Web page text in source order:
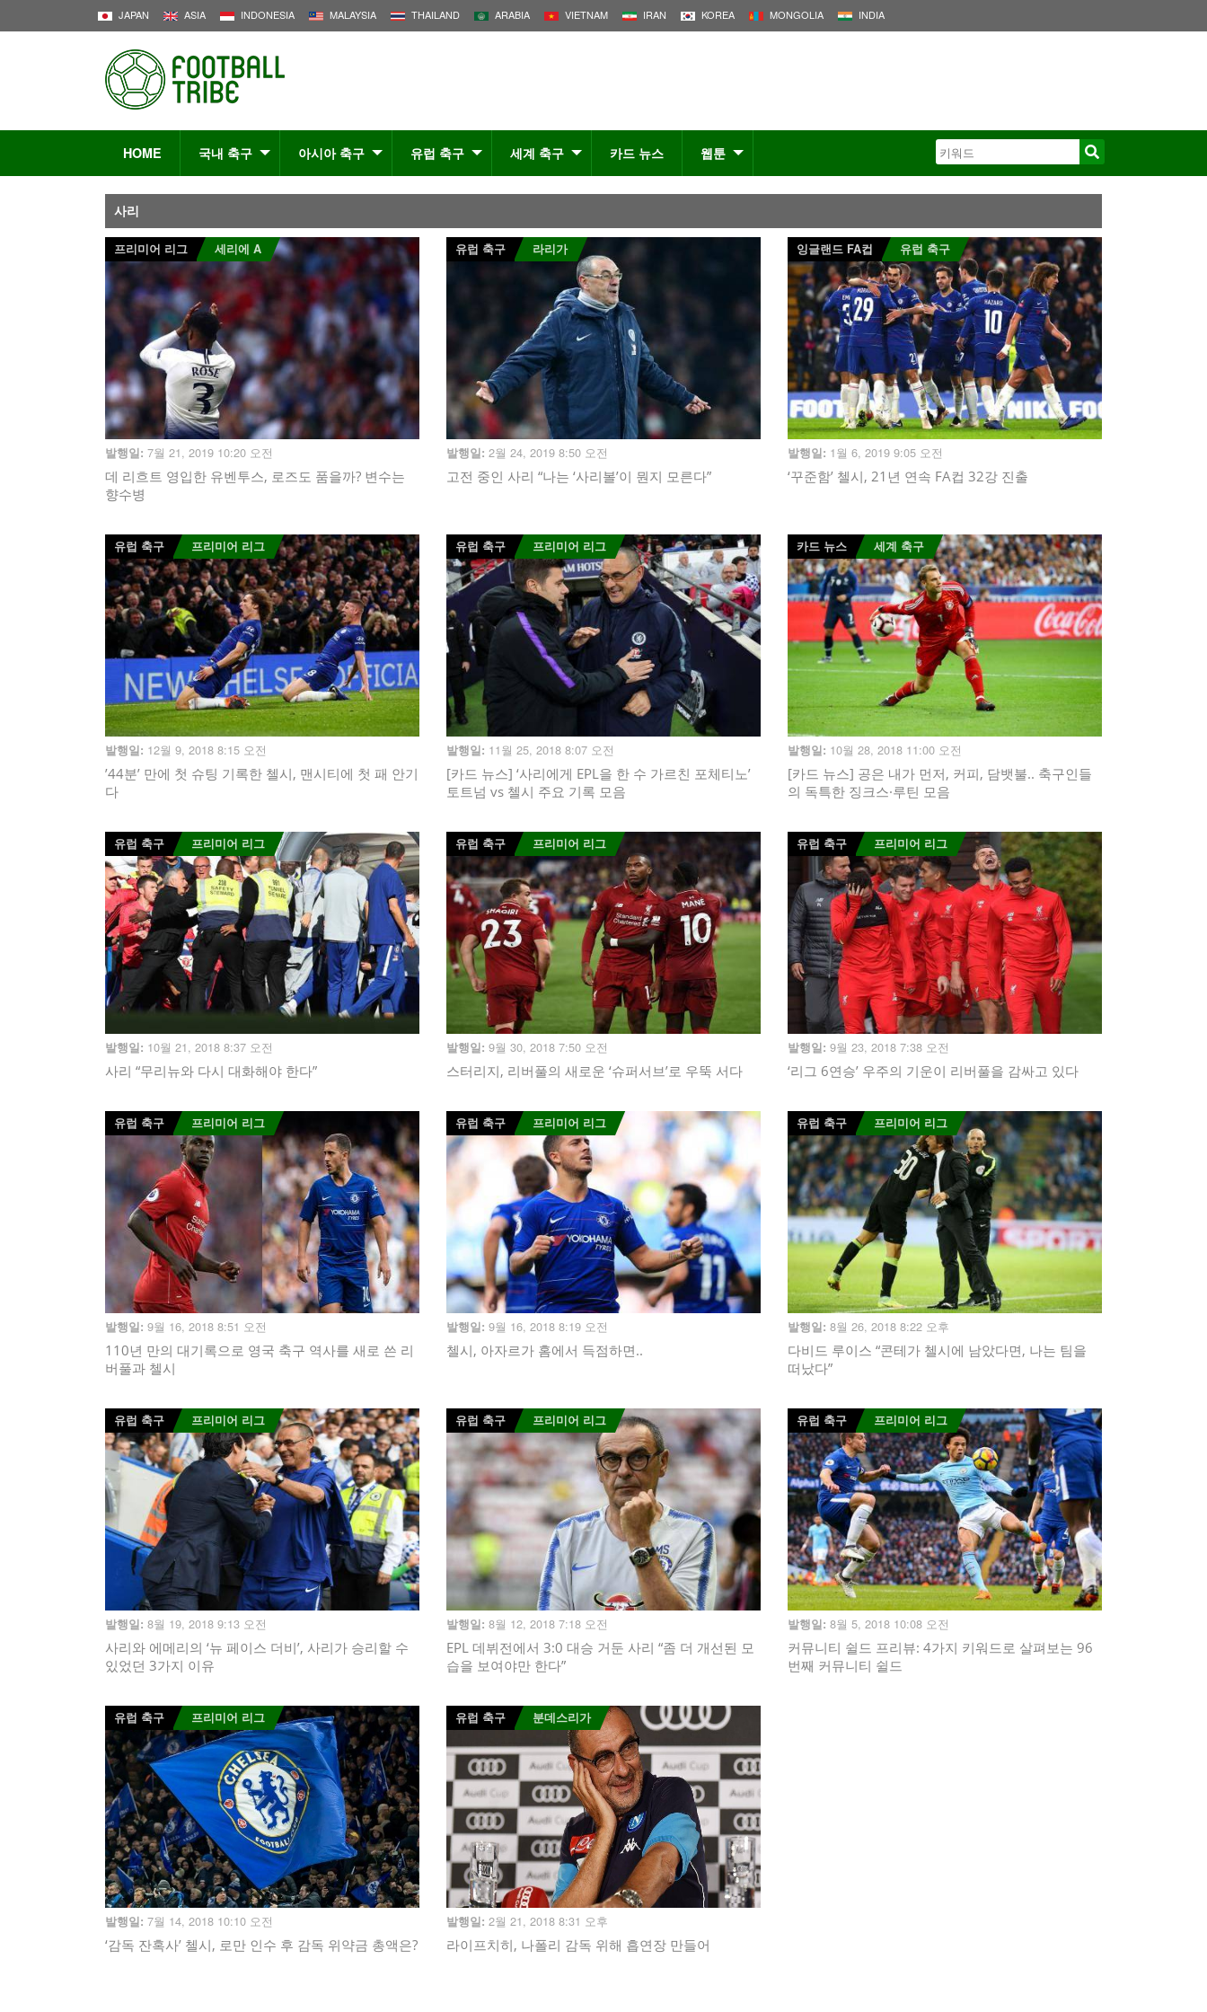
JAPAN ASIA INDONESIA MALAYSIA THAILAND ARABIA VIETNAM IRAN KOREA MONGOLIA INDIA
HOME 국내 축구 아시아 축구 유럽 축구 세계 축구 카드 뉴스 웹툰
사리
프리미어 리그 세리에 A
발행일: 7월 21, 2019 10:20 오전
데 리흐트 영입한 유벤투스, 로즈도 품을까? 변수는
향수병
유럽 축구 라리가
발행일: 2월 24, 2019 8:50 오전
고전 중인 사리 “나는 ‘사리볼’이 뭔지 모른다”
잉글랜드 FA컵 유럽 축구
발행일: 1월 6, 2019 9:05 오전
‘꾸준함’ 첼시, 21년 연속 FA컵 32강 진출
유럽 축구 프리미어 리그
발행일: 12월 9, 2018 8:15 오전
’44분’ 만에 첫 슈팅 기록한 첼시, 맨시티에 첫 패 안기
다
유럽 축구 프리미어 리그
발행일: 11월 25, 2018 8:07 오전
[카드 뉴스] ‘사리에게 EPL을 한 수 가르친 포체티노’
토트넘 vs 첼시 주요 기록 모음
카드 뉴스 세계 축구
발행일: 10월 28, 2018 11:00 오전
[카드 뉴스] 공은 내가 먼저, 커피, 담뱃불.. 축구인들
의 독특한 징크스·루틴 모음
유럽 축구 프리미어 리그
발행일: 10월 21, 2018 8:37 오전
사리 “무리뉴와 다시 대화해야 한다”
유럽 축구 프리미어 리그
발행일: 9월 30, 2018 7:50 오전
스터리지, 리버풀의 새로운 ‘슈퍼서브’로 우뚝 서다
유럽 축구 프리미어 리그
발행일: 9월 23, 2018 7:38 오전
‘리그 6연승’ 우주의 기운이 리버풀을 감싸고 있다
유럽 축구 프리미어 리그
발행일: 9월 16, 2018 8:51 오전
110년 만의 대기록으로 영국 축구 역사를 새로 쓴 리
버풀과 첼시
유럽 축구 프리미어 리그
발행일: 9월 16, 2018 8:19 오전
첼시, 아자르가 홈에서 득점하면..
유럽 축구 프리미어 리그
발행일: 8월 26, 2018 8:22 오후
다비드 루이스 “콘테가 첼시에 남았다면, 나는 팀을
떠났다”
유럽 축구 프리미어 리그
발행일: 8월 19, 2018 9:13 오전
사리와 에메리의 ‘뉴 페이스 더비’, 사리가 승리할 수
있었던 3가지 이유
유럽 축구 프리미어 리그
발행일: 8월 12, 2018 7:18 오전
EPL 데뷔전에서 3:0 대승 거둔 사리 “좀 더 개선된 모
습을 보여야만 한다”
유럽 축구 프리미어 리그
발행일: 8월 5, 2018 10:08 오전
커뮤니티 쉴드 프리뷰: 4가지 키워드로 살펴보는 96
번째 커뮤니티 쉴드
유럽 축구 프리미어 리그
발행일: 7월 14, 2018 10:10 오전
‘감독 잔혹사’ 첼시, 로만 인수 후 감독 위약금 총액은?
유럽 축구 분데스리가
발행일: 2월 21, 2018 8:31 오후
라이프치히, 나폴리 감독 위해 흡연장 만들어